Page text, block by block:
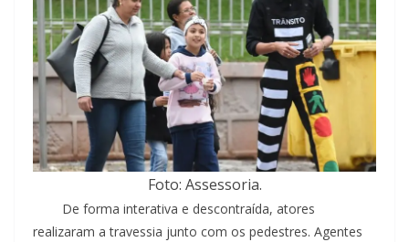
Foto: Assessoria.
De forma interativa e descontraída, atores
realizaram a travessia junto com os pedestres. Agentes